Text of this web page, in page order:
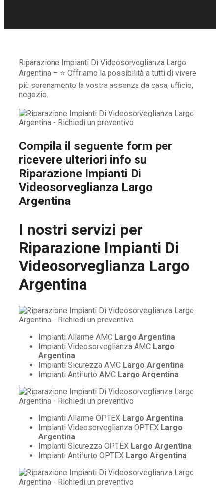
Riparazione Impianti Di Videosorveglianza Largo
Argentina – ⭐ Offriamo la possibilità a tutti di vivere
più serenamente la vostra assenza da casa, ufficio,
negozio.
Compila il seguente form per
ricevere ulteriori info su
Riparazione Impianti Di
Videosorveglianza Largo
Argentina
I nostri servizi per
Riparazione Impianti Di
Videosorveglianza Largo
Argentina
Impianti Allarme AMC Largo Argentina
Impianti Videosorveglianza AMC Largo
Argentina
Impianti Sicurezza AMC Largo Argentina
Impianti Antifurto AMC Largo Argentina
Impianti Allarme OPTEX Largo Argentina
Impianti Videosorveglianza OPTEX Largo
Argentina
Impianti Sicurezza OPTEX Largo Argentina
Impianti Antifurto OPTEX Largo Argentina